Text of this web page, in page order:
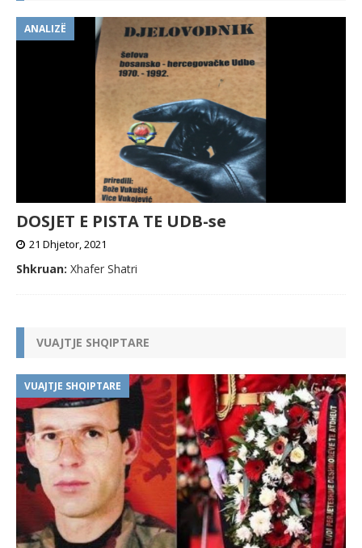
ANALIZË
DOSJET E PISTA TE UDB-se
21 Dhjetor, 2021
Shkruan: Xhafer Shatri
VUAJTJE SHQIPTARE
VUAJTJE SHQIPTARE